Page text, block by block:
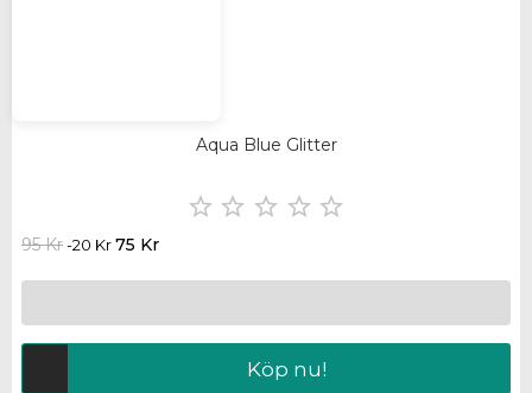
Aqua Blue Glitter
    
95 Kr-20 Kr75 Kr
Köp nu!